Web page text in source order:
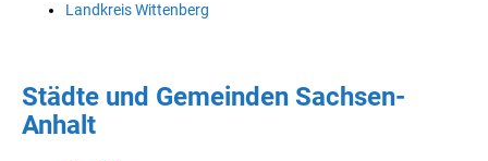
Landkreis Wittenberg
Städte und Gemeinden Sachsen-
Anhalt